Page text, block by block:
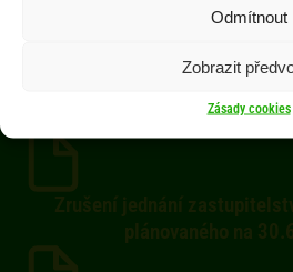
Odmítnout
Zobrazit
Zásady cookies
Kontakty